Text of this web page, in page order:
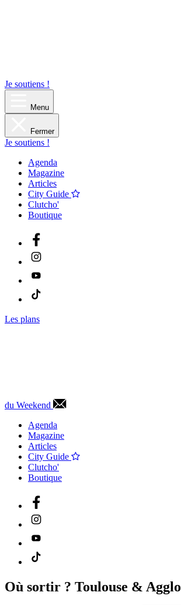
Je soutiens !
Menu
Fermer
Je soutiens !
Agenda
Magazine
Articles
City Guide
Clutcho'
Boutique
Les plans
du Weekend
Agenda
Magazine
Articles
City Guide
Clutcho'
Boutique
Où sortir ? Toulouse & Agglo